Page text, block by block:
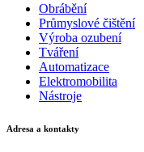
Obrábění
Průmyslové čištění
Výroba ozubení
Tváření
Automatizace
Elektromobilita
Nástroje
Adresa a kontakty